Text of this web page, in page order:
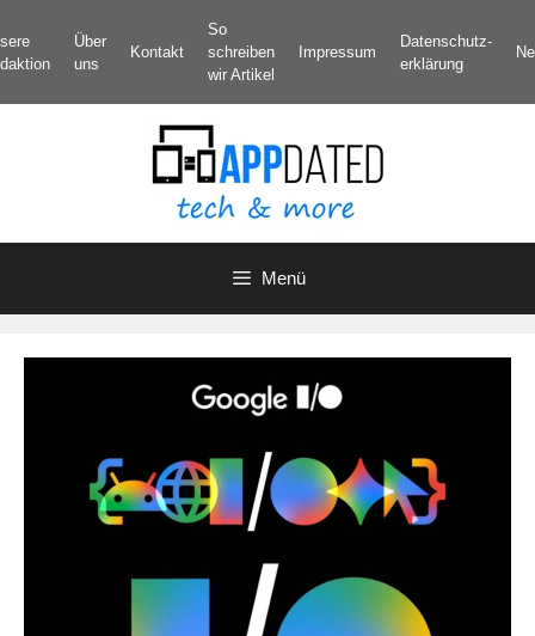
Inhalt
springen
Über
uns
Kontakt
So
schreiben
wir Artikel
Impressum
Datenschutz­
erklärung
Menü